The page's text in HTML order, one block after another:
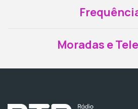
Moradas e